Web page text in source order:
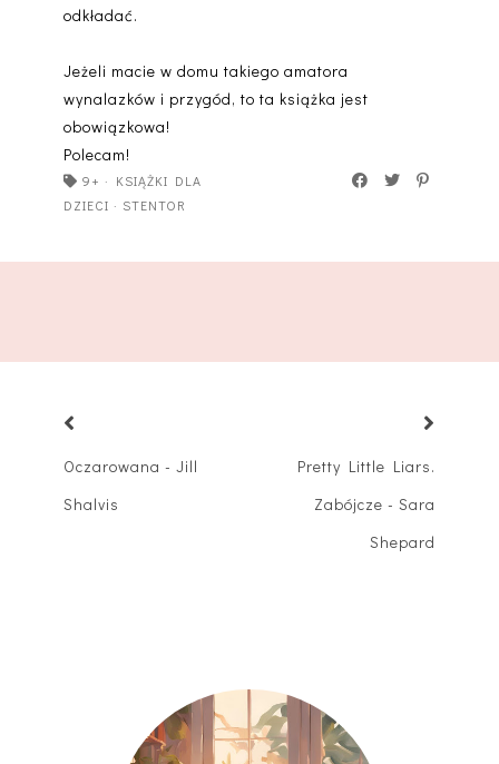
odkładać.
Jeżeli macie w domu takiego amatora
wynalazków i przygód, to ta książka jest
obowiązkowa!
Polecam!
9+ · KSIĄŻKI DLA
DZIECI · STENTOR
Oczarowana - Jill
Shalvis
Pretty Little Liars.
Zabójcze - Sara
Shepard